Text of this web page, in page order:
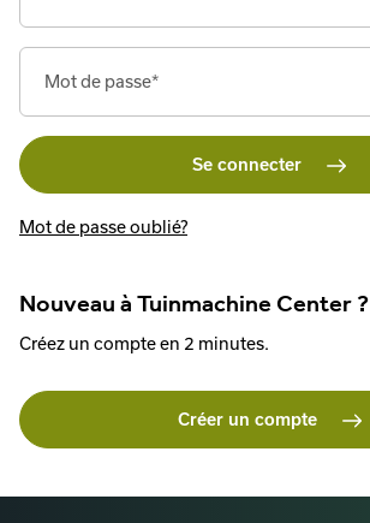
Mot de passe
Se connecter
Mot de passe oublié?
Nouveau à Tuinmachine Center ?
Créez un compte en 2 minutes.
Créer un compte